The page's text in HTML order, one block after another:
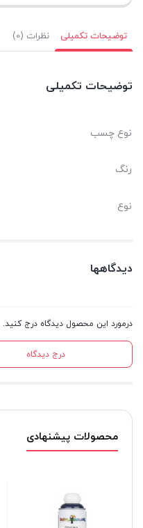
بستن
توضیحات تکمیلی نظرات (0)
توضیحات تکمیلی
نوع چسب
رنگ
نوع
دیدگاهها
درمورد این محصول دیدگاه درج کنید.
درج دیدگاه
محصولات پیشنهادی